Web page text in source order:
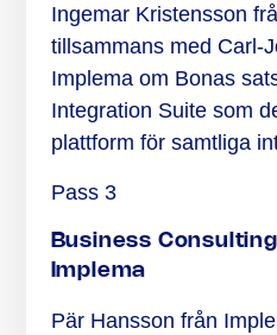
Ingemar Kristensson
tillsammans med Carl-
Implema om Bonas
Integration Suite som
plattform för samtliga
Pass 3
Business
Implema
Pär Hansson från